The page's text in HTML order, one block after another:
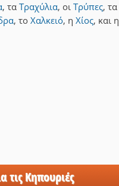
, τα Τραχύλια, οι Τρύπες, τα
, το Χαλκειό, η Χίος, και η
τις Κηπουριές